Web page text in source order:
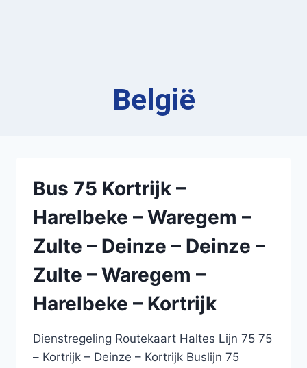
België
Bus 75 Kortrijk –
Harelbeke – Waregem –
Zulte – Deinze – Deinze –
Zulte – Waregem –
Harelbeke – Kortrijk
Dienstregeling Routekaart Haltes Lijn 75 75
– Kortrijk – Deinze – Kortrijk Buslijn 75